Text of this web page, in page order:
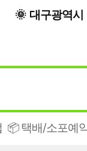
대구광역시
📦 택배/소포예